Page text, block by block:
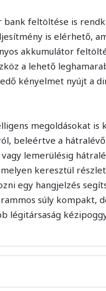
bank feltöltése is
is elérhető,
akkumulátor
a lehető
kényelmet nyújt a
megoldásokat
beleértve a
lemerülésig
keresztül
egy hangjelzés
súly kompakt,
légitársaság